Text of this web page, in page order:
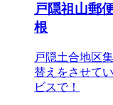
戸隠祖山郵
根
戸隠土合地区
替えをさせて
ビスで！